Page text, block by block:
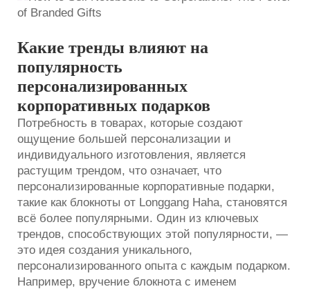
Какие тренды влияют на
популярность
персонализированных
корпоративных подарков
Потребность в товарах, которые создают
ощущение большей персонализации и
индивидуального изготовления, является
растущим трендом, что означает, что
персонализированные корпоративные подарки,
такие как блокноты от Longgang Haha, становятся
всё более популярными. Один из ключевых
трендов, способствующих этой популярности, —
это идея создания уникального,
персонализированного опыта с каждым подарком.
Например, вручение блокнота с именем